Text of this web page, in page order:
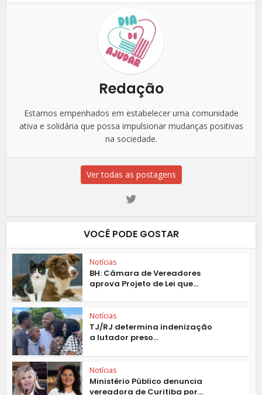
Redação
Estamos empenhados em estabelecer uma comunidade
ativa e solidária que possa impulsionar mudanças positivas
na sociedade.
Ver todas as postagens
VOCÊ PODE GOSTAR
Notícias
BH: Câmara de Vereadores
aprova Projeto de Lei que...
Notícias
TJ/RJ determina indenização
a lutador preso...
Notícias
Ministério Público denuncia
vereadora de Curitiba por...